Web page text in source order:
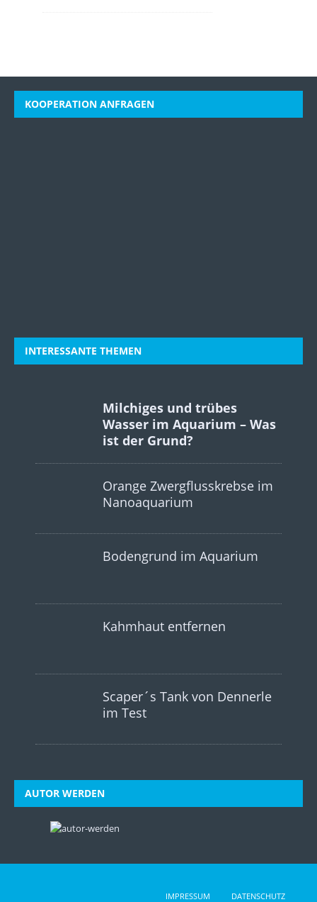
KOOPERATION ANFRAGEN
INTERESSANTE THEMEN
Milchiges und trübes
Wasser im Aquarium – Was
ist der Grund?
Orange Zwergflusskrebse im
Nanoaquarium
Bodengrund im Aquarium
Kahmhaut entfernen
Scaper´s Tank von Dennerle
im Test
AUTOR WERDEN
IMPRESSUM DATENSCHUTZ